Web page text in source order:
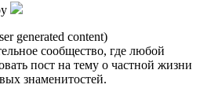
generated content)
сообщество, где любой
пост на тему о частной жизни
знаменитостей.